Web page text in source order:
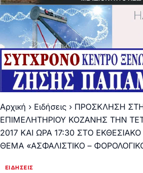
Αρχική › Ειδήσεις › ΠΡΟΣΚΛΗΣΗ
ΕΠΙΜΕΛΗΤΗΡΙΟΥ ΚΟΖΑΝΗΣ ΤΗΝ
2017 ΚΑΙ ΩΡΑ 17:30 ΣΤΟ
ΘΕΜΑ «ΑΣΦΑΛΙΣΤΙΚΟ –
ΕΙΔΉΣΕΙΣ